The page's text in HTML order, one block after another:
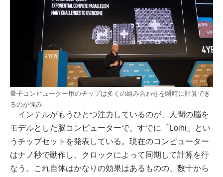
量子コンピューター用のチップは多くの組み合わせを瞬時に計算でき
るのが強み
インテルがもうひとつ注力しているのが、人間の脳を
モデルとした脳コンピューターで、すでに「Loihi」とい
うチップセットを発表している。現在のコンピューター
はナノ秒で動作し、クロックによって同期して計算を行
なう。これ自体はかなりの効果はあるものの、数十から